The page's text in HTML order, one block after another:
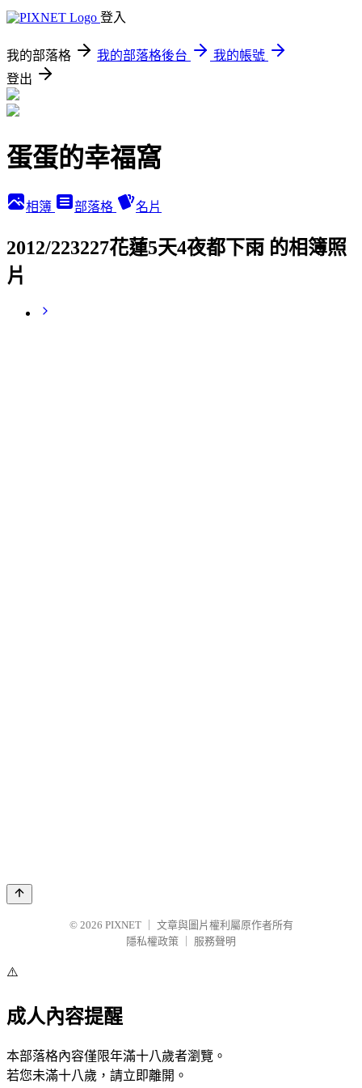
登入
我的部落格 我的部落格後台
我的帳號
登出
蛋蛋的幸福窩
相簿 部落格 名片
2012/223227花蓮5天4夜都下雨 的相簿照
片
© 2026 PIXNET
文章與圖片權利屬原作者所有
隱私權政策
服務聲明
⚠️
成人內容提醒
本部落格內容僅限年滿十八歲者瀏覽。
若您未滿十八歲，請立即離開。